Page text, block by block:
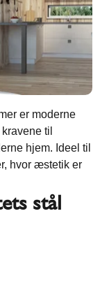
er moderne
til
hjem. Ideel til
hvor æstetik er
stål